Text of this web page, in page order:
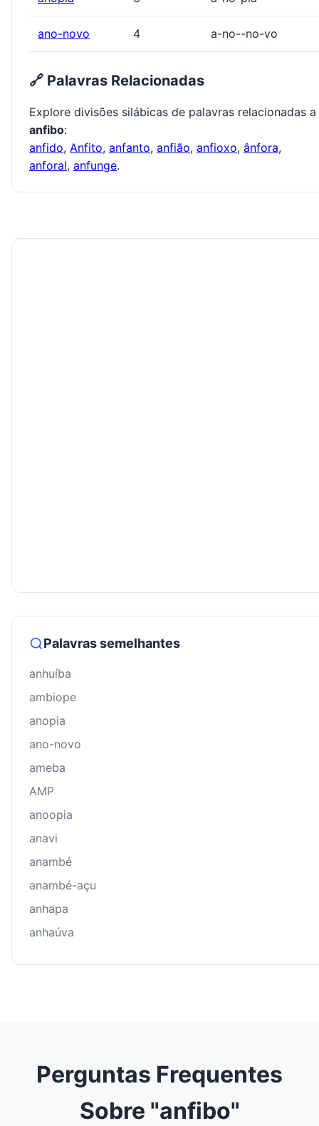
ano-novo 4 a-no--no-vo
🔗 Palavras Relacionadas
Explore divisões silábicas de palavras relacionadas a
anfibo:
anfido, Anfito, anfanto, anfião, anfioxo, ânfora,
anforal, anfunge.
Palavras semelhantes
anhuíba
ambiope
anopia
ano-novo
ameba
AMP
anoopia
anavi
anambé
anambé-açu
anhapa
anhaúva
Perguntas Frequentes
Sobre "anfibo"